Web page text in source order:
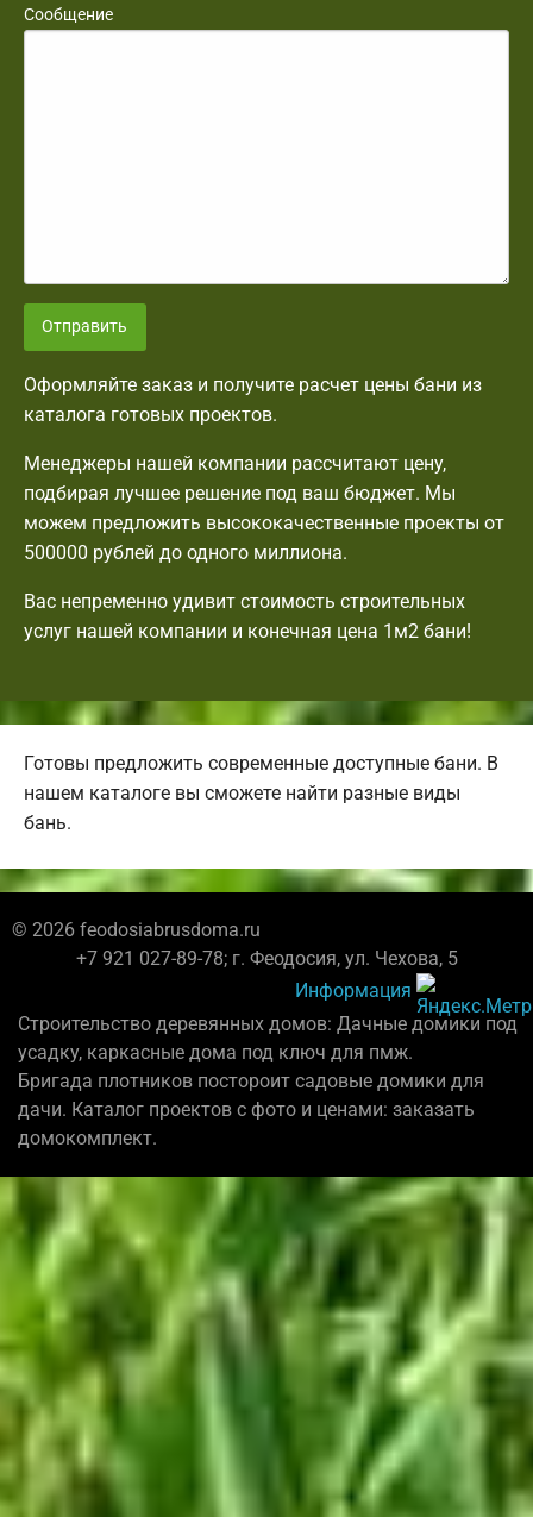
Сообщение
Отправить
Оформляйте заказ и получите расчет цены бани из
каталога готовых проектов.
Менеджеры нашей компании рассчитают цену,
подбирая лучшее решение под ваш бюджет. Мы
можем предложить высококачественные проекты от
500000 рублей до одного миллиона.
Вас непременно удивит стоимость строительных
услуг нашей компании и конечная цена 1м2 бани!
Готовы предложить современные доступные бани. В
нашем каталоге вы сможете найти разные виды
бань.
© 2026 feodosiabrusdoma.ru
+7 921 027-89-78; г. Феодосия, ул. Чехова, 5
Информация
Строительство деревянных домов: Дачные домики под
усадку, каркасные дома под ключ для пмж.
Бригада плотников постороит садовые домики для
дачи. Каталог проектов с фото и ценами: заказать
домокомплект.